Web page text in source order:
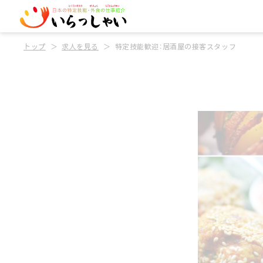
トップ 求人を見る 特定技能歓迎：居酒屋の接客スタッフ